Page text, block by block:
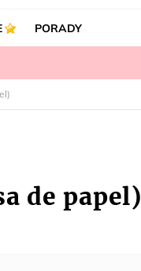
PORADY
de papel)